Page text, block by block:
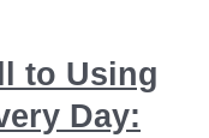
to Using
Day: